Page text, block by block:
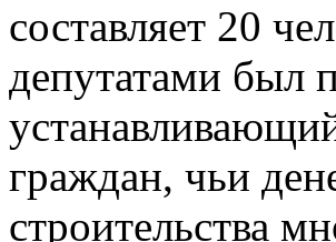
составляет 20
депутатами был
граждан, чьи
строительства